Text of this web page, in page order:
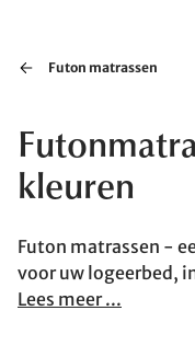
Futon matrassen
kleuren
Futon matrassen -
voor uw logeerbed,
Lees meer ...